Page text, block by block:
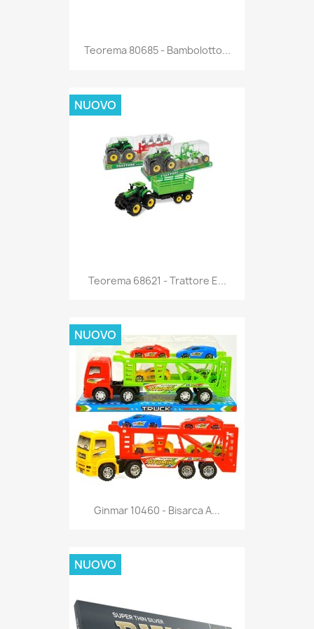
Anteprima
Teorema 80685 - Bambolotto...
Anteprima
Teorema 68621 - Trattore E...
NUOVO
Anteprima
Ginmar 10460 - Bisarca A...
NUOVO
NUOVO